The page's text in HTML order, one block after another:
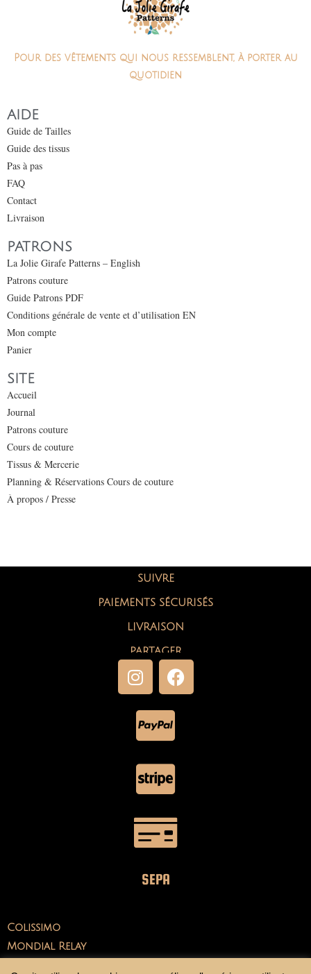
Pour des vêtements qui nous ressemblent, à porter au
quotidien
AIDE
Guide de Tailles
Guide des tissus
Pas à pas
FAQ
Contact
Livraison
PATRONS
La Jolie Girafe Patterns – English
Patrons couture
Guide Patrons PDF
Conditions générale de vente et d’utilisation EN
Mon compte
Panier
SITE
Accueil
Journal
Patrons couture
Cours de couture
Tissus & Mercerie
Planning & Réservations Cours de couture
À propos / Presse
SUIVRE
PAIEMENTS SÉCURISÉS
LIVRAISON
PARTAGER
SEPA
Colissimo
Mondial Relay